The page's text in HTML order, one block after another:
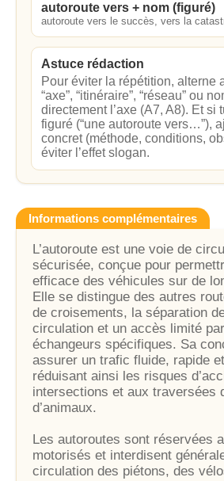
autoroute vers + nom (figuré)
autoroute vers le succès, vers la
Astuce rédaction
Pour éviter la répétition, alterne
“axe”, “itinéraire”, “réseau” ou
directement l’axe (A7, A8). Et si
figuré (“une autoroute vers…”),
concret (méthode, conditions,
éviter l’effet slogan.
Informations complémentaires
L’autoroute est une voie de
sécurisée, conçue pour
efficace des véhicules sur de
Elle se distingue des autres
de croisements, la séparation
circulation et un accès limité
échangeurs spécifiques. Sa
assurer un trafic fluide, rapide
réduisant ainsi les risques
intersections et aux traversées
d’animaux.
Les autoroutes sont réservées
motorisés et interdisent
circulation des piétons, des